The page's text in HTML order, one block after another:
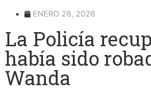
ENERO 28, 2026
La Policía
había sido
Wanda